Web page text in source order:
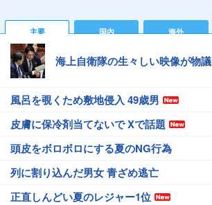
主要 国内 海外
海上自衛隊の生々しい映像が物議
風呂を覗くため敷地侵入 49歳男
皮膚に保冷剤当てないで Xで話題
頭皮をボロボロにする夏のNG行為
列に割り込んだ男女 青ざめ逃亡
正直しんどい夏のレジャー1位